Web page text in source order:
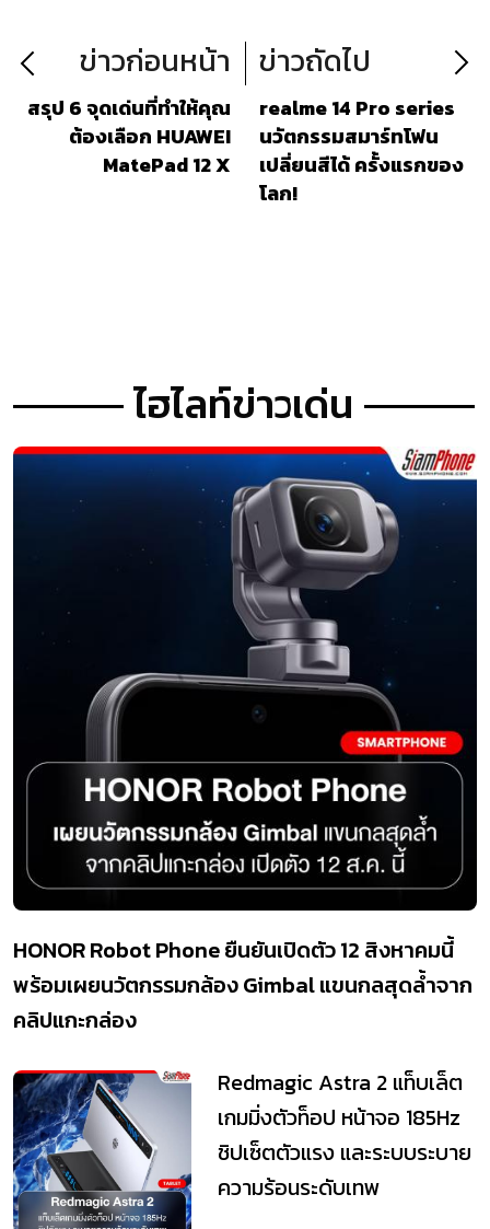
ข่าวก่อนหน้า
สรุป 6 จุดเด่นที่ทำให้คุณ
ต้องเลือก HUAWEI
MatePad 12 X
ข่าวถัดไป
realme 14 Pro series
นวัตกรรมสมาร์ทโฟน
เปลี่ยนสีได้ ครั้งแรกของ
โลก!
ไฮไลท์ข่าวเด่น
HONOR Robot Phone ยืนยันเปิดตัว 12 สิงหาคมนี้
พร้อมเผยนวัตกรรมกล้อง Gimbal แขนกลสุดล้ำจาก
คลิปแกะกล่อง
Redmagic Astra 2 แท็บเล็ต
เกมมิ่งตัวท็อป หน้าจอ 185Hz
ชิปเซ็ตตัวแรง และระบบระบาย
ความร้อนระดับเทพ